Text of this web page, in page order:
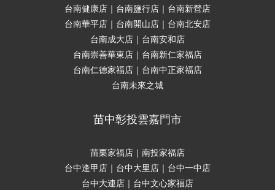
台南健康店｜台南鹽行店｜台南新營店
台南華平店｜台南開山店｜台南北安店
台南成大店｜台南安和店
台南崇善華東店｜台南新仁家福店
台南仁德家福店｜台南中正家福店
台南未來之城
苗中彰投雲嘉門市
苗栗家福店｜南投家福店
台中逢甲店｜台中大里店｜台中一中店
台中大連店｜台中文心家福店